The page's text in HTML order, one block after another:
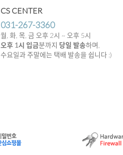
CS CENTER
031-267-3360
월, 화, 목, 금 오후 2시 ~ 오후 5시
오후 1시 입금분까지 당일 발송하며,
수요일과 주말에는 택배 발송을 쉽니다 :)